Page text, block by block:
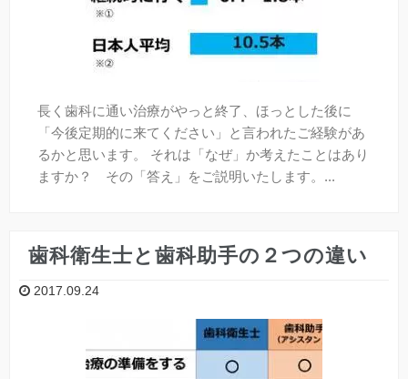
長く歯科に通い治療がやっと終了、ほっとした後に
「今後定期的に来てください」と言われたご経験があ
るかと思います。 それは「なぜ」か考えたことはあり
ますか？ その「答え」をご説明いたします。...
歯科衛生士と歯科助手の２つの違い
2017.09.24